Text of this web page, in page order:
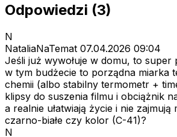
Odpowiedzi (3)
N
NataliaNaTemat 07.04.2026 09:04
Jeśli już wywołuje w domu, to
w tym budżecie to porządna miarka
chemii (albo stabilny termometr +
klipsy do suszenia filmu i obciążnik
a realnie ułatwiają życie i nie zajmują
czarno-białe czy kolor (C-41)?
N